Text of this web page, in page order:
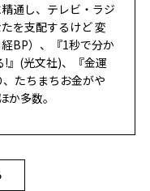
通し、テレビ・ラジ
を支配するけど 変
BP）、『1秒で分か
!』(光文社)、『金運
たちまちお金がや
多数。